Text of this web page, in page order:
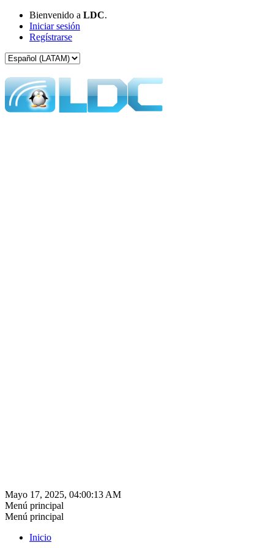
Bienvenido a LDC.
Iniciar sesión
Regístrarse
Mayo 17, 2025, 04:00:13 AM
Menú principal
Menú principal
Inicio